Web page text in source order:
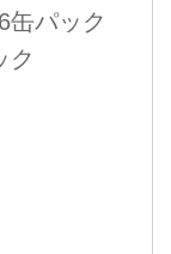
缶パック
ク